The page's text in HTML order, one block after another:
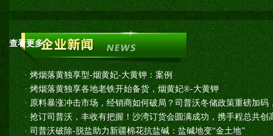
查看更多>>
·烤烟落黄独享型-烟黄妃-大黄钾：案例
·烤烟落黄独享各地老铁开始备货，烟黄妃®-大黄钾
· 原料暴涨冲击市场，经销商如何破局？司普沃冬储政策重磅加码
·抢订司普沃，丰收有把握！沙湾订货会圆满成功，携手程总共创
·司普沃破除-脱盐助力新疆棉花抗盐碱：盐碱地变“金土地”